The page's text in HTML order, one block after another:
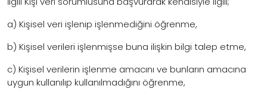
a) Kişisel veri işlenip işlenmediğini öğrenme,
b) Kişisel verileri işlenmişse buna ilişkin bilgi talep etme,
c) Kişisel verilerin işlenme amacını ve bunların amacına
uygun kullanılıp kullanılmadığını öğrenme,